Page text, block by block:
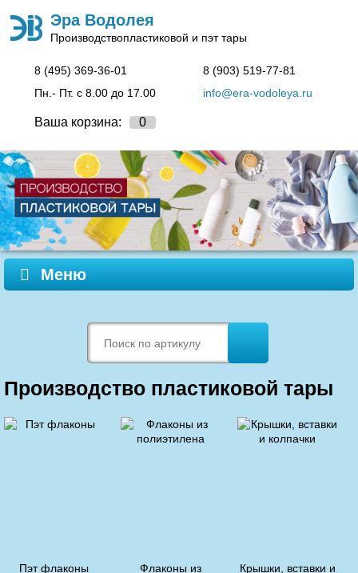
Эра Водолея
Производствопластиковой и пэт тары
8 (495) 369-36-01
Пн.- Пт. c 8.00 до 17.00
8 (903) 519-77-81
info@era-vodoleya.ru
Ваша корзина: 0
Меню
Производство пластиковой тары
Пэт флаконы
Флаконы из
Крышки, вставки и